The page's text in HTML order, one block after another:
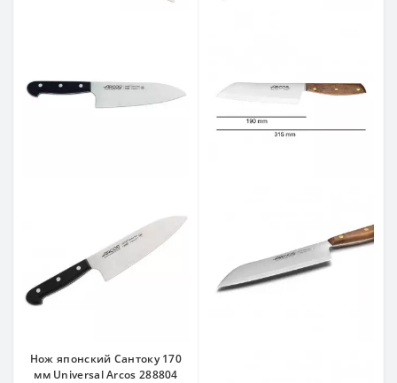
Нож японский Сантоку 170
мм Universal Arcos 288804